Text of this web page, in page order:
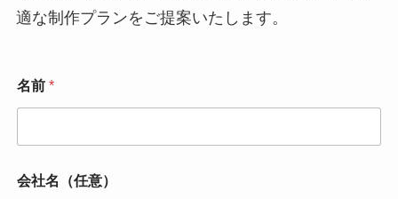
適な制作プランをご提案いたします。
名前 *
会社名（任意）